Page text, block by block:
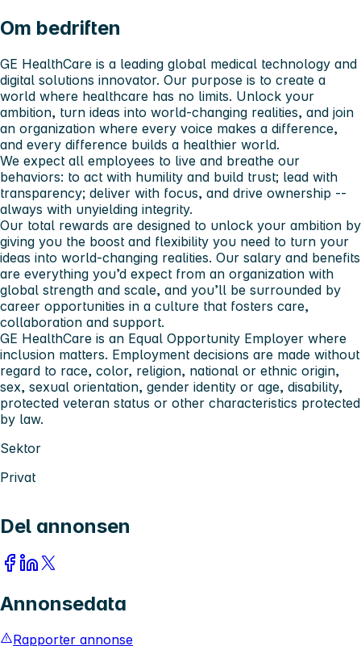
Om bedriften
GE HealthCare is a leading global medical technology and
digital solutions innovator. Our purpose is to create a
world where healthcare has no limits. Unlock your
ambition, turn ideas into world-changing realities, and join
an organization where every voice makes a difference,
and every difference builds a healthier world.
We expect all employees to live and breathe our
behaviors: to act with humility and build trust; lead with
transparency; deliver with focus, and drive ownership --
always with unyielding integrity.
Our total rewards are designed to unlock your ambition by
giving you the boost and flexibility you need to turn your
ideas into world-changing realities. Our salary and benefits
are everything you’d expect from an organization with
global strength and scale, and you’ll be surrounded by
career opportunities in a culture that fosters care,
collaboration and support.
GE HealthCare is an Equal Opportunity Employer where
inclusion matters. Employment decisions are made without
regard to race, color, religion, national or ethnic origin,
sex, sexual orientation, gender identity or age, disability,
protected veteran status or other characteristics protected
by law.
Sektor
Privat
Del annonsen
Annonsedata
Rapporter annonse